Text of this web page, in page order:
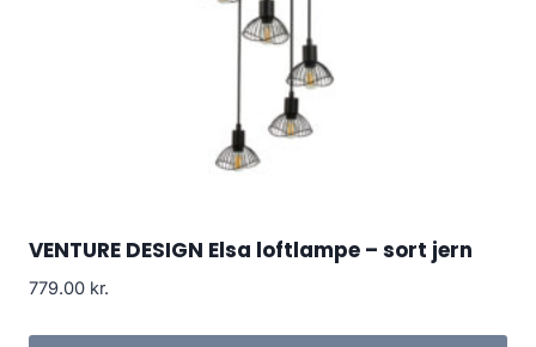
VENTURE DESIGN Elsa loftlampe – sort jern
779.00 kr.